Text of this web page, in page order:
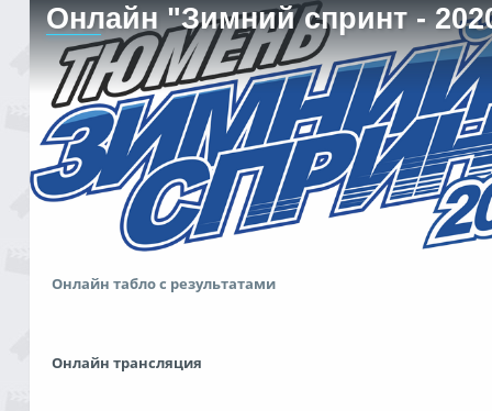
Онлайн "Зимний спринт -
Онлайн табло с результатами
Онлайн трансляция